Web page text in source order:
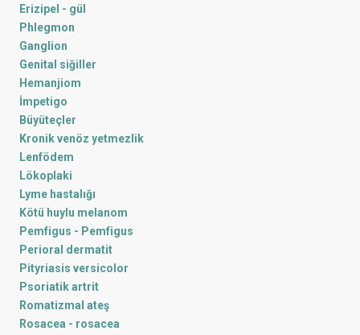
Erizipel - gül
Phlegmon
Ganglion
Genital siğiller
Hemanjiom
İmpetigo
Büyüteçler
Kronik venöz yetmezlik
Lenfödem
Lökoplaki
Lyme hastalığı
Kötü huylu melanom
Pemfigus - Pemfigus
Perioral dermatit
Pityriasis versicolor
Psoriatik artrit
Romatizmal ateş
Rosacea - rosacea